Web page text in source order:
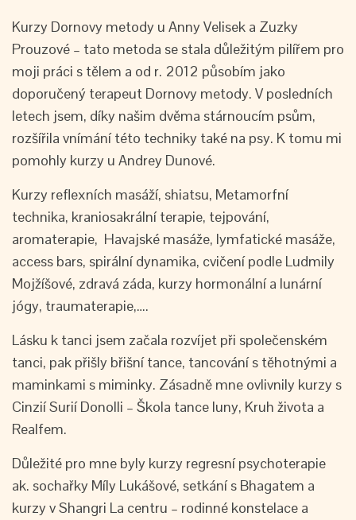
Kurzy Dornovy metody u Anny Velisek a Zuzky
Prouzové – tato metoda se stala důležitým pilířem pro
moji práci s tělem a od r. 2012 působím jako
doporučený terapeut Dornovy metody. V posledních
letech jsem, díky našim dvěma stárnoucím psům,
rozšířila vnímání této techniky také na psy. K tomu mi
pomohly kurzy u Andrey Dunové.
Kurzy reflexních masáží, shiatsu, Metamorfní
technika, kraniosakrální terapie, tejpování,
aromaterapie, Havajské masáže, lymfatické masáže,
access bars, spirální dynamika, cvičení podle Ludmily
Mojžíšové, zdravá záda, kurzy hormonální a lunární
jógy, traumaterapie,….
Lásku k tanci jsem začala rozvíjet při společenském
tanci, pak přišly břišní tance, tancování s těhotnými a
maminkami s miminky. Zásadně mne ovlivnily kurzy s
Cinzií Surií Donolli – Škola tance luny, Kruh života a
Realfem.
Důležité pro mne byly kurzy regresní psychoterapie
ak. sochařky Míly Lukášové, setkání s Bhagatem a
kurzy v Shangri La centru – rodinné konstelace a